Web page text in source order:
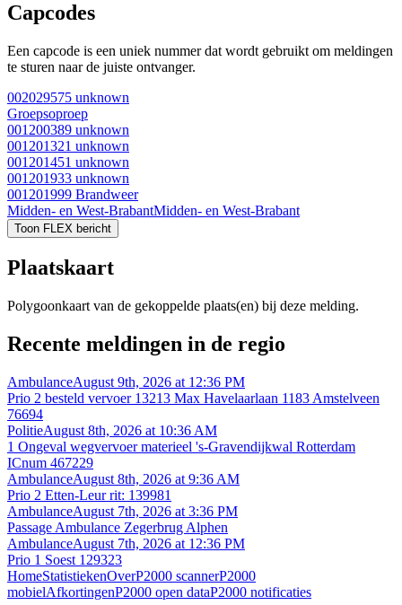
Capcodes
Een capcode is een uniek nummer dat wordt gebruikt om meldingen
te sturen naar de juiste ontvanger.
002029575 unknown
Groepsoproep
001200389 unknown
001201321 unknown
001201451 unknown
001201933 unknown
001201999 Brandweer
Midden- en West-BrabantMidden- en West-Brabant
Toon FLEX bericht
Plaatskaart
Polygoonkaart van de gekoppelde plaats(en) bij deze melding.
Recente meldingen in de regio
AmbulanceAugust 9th, 2026 at 12:36 PM
Prio 2 besteld vervoer 13213 Max Havelaarlaan 1183 Amstelveen
76694
PolitieAugust 8th, 2026 at 10:36 AM
1 Ongeval wegvervoer materieel 's-Gravendijkwal Rotterdam
ICnum 467229
AmbulanceAugust 8th, 2026 at 9:36 AM
Prio 2 Etten-Leur rit: 139981
AmbulanceAugust 7th, 2026 at 3:36 PM
Passage Ambulance Zegerbrug Alphen
AmbulanceAugust 7th, 2026 at 12:36 PM
Prio 1 Soest 129323
HomeStatistiekenOverP2000 scannerP2000
mobielAfkortingenP2000 open dataP2000 notificaties